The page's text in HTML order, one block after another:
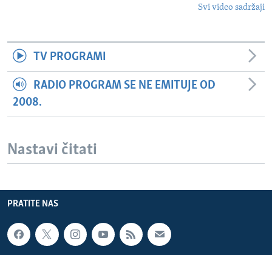
Svi video sadržaji
TV PROGRAMI
RADIO PROGRAM SE NE EMITUJE OD
2008.
Nastavi čitati
PRATITE NAS